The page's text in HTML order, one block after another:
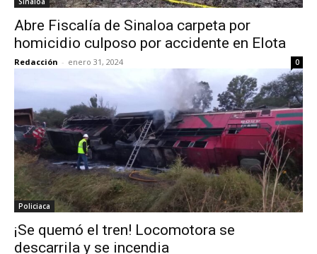
Abre Fiscalía de Sinaloa carpeta por
homicidio culposo por accidente en Elota
Redacción - enero 31, 2024 0
Policiaca
¡Se quemó el tren! Locomotora se
descarrila y se incendia